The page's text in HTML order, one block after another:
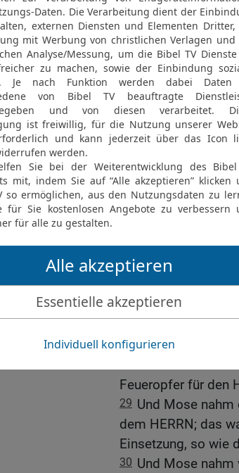
Daumen seiner
rechten Fußes.
Und Mose
von dem Blut auf
ihrer rechten Hand
und Mose
25 Und er nahm
den Eingeweiden
mit dem Fett daran
26 dazu nahm er
vor dem HERRN
Ölbrotkuchen und
und auf die rechte
27 und er legte das
Hände seiner
HERRN.
Danach nahm
ließ es auf dem
Das war das
Feueropfer für den
29 Und Mose
dem HERRN; das
Einsetzung, so wie
30 Und Mose